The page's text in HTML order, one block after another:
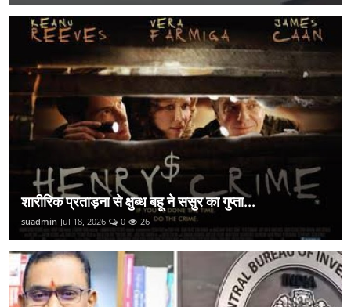
शारीरिक प्रताड़ना से क्षुब्ध बहू ने ससुर का गुप्ता...
suadmin Jul 18, 2026 0 26